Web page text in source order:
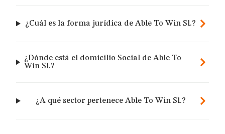
¿Cuál es la forma jurídica de Able To Win Sl.?
¿Dónde está el domicilio Social de Able To
Win Sl.?
¿A qué sector pertenece Able To Win Sl.?